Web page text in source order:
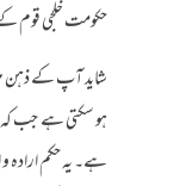
حکومت خلجی قوم
شاید آپ کے ذہن
ہو سکتی ہے جب
ہے۔ یہ حکم